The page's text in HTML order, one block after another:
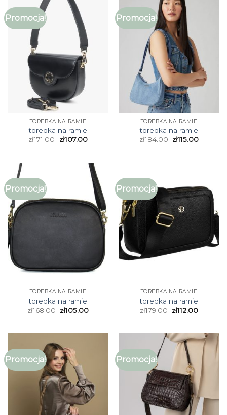
Promocja!
TOREBKA NA RAMIE
torebka na ramie
zł171.00 zł107.00
Promocja!
TOREBKA NA RAMIE
torebka na ramie
zł184.00 zł115.00
Promocja!
TOREBKA NA RAMIE
torebka na ramie
zł168.00 zł105.00
Promocja!
TOREBKA NA RAMIE
torebka na ramie
zł179.00 zł112.00
Promocja! Promocja!